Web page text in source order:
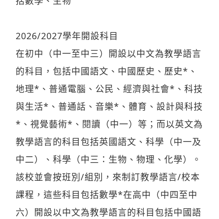
2026/2027學年開設科目
在初中（中一至中三）開設以中文為教學語言
的科目，包括中國語文、中國歷史、歷史*、
地理*、普通電腦、公民、經濟與社會*、科技
與生活*、普通話、音樂*、體育、設計與科技
*、視覺藝術*、閱讀（中一）等；而以英文為
教學語言的科目包括英國語文、科學（中一及
中二）、科學（中三：生物、物理、化學）。
該校並會按班別/組別，來制訂教學語言/校本
課程，這些科目包括數學*在高中（中四至中
六）開設以中文為教學語言的科目包括中國語